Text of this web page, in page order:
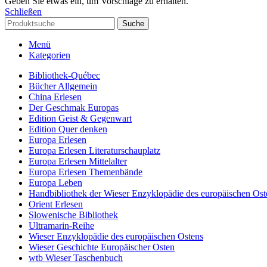
Schließen
Suche
Menü
Kategorien
Bibliothek-Québec
Bücher Allgemein
China Erlesen
Der Geschmak Europas
Edition Geist & Gegenwart
Edition Quer denken
Europa Erlesen
Europa Erlesen Literaturschauplatz
Europa Erlesen Mittelalter
Europa Erlesen Themenbände
Europa Leben
Handbibliothek der Wieser Enzyklopädie des europäischen
Orient Erlesen
Slowenische Bibliothek
Ultramarin-Reihe
Wieser Enzyklopädie des europäischen Ostens
Wieser Geschichte Europäischer Osten
wtb Wieser Taschenbuch